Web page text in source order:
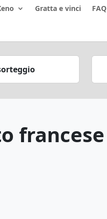
Gratta e vinci
FAQ
francese